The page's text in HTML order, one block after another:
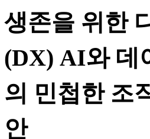
기생존을 위한
(DX) AI와 데
의 민첩한 조
안